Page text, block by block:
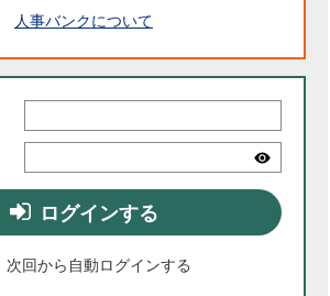
人事バンクについて
ログインする
次回から自動ログインする